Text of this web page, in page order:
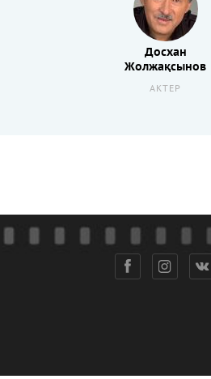
Досхан
Жолжақсынов
АКТЕР